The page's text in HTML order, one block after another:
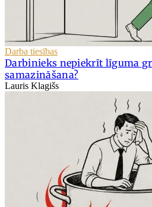
Darba tiesības
Darbinieks nepiekrīt līguma
samazināšana?
Lauris Klagišs